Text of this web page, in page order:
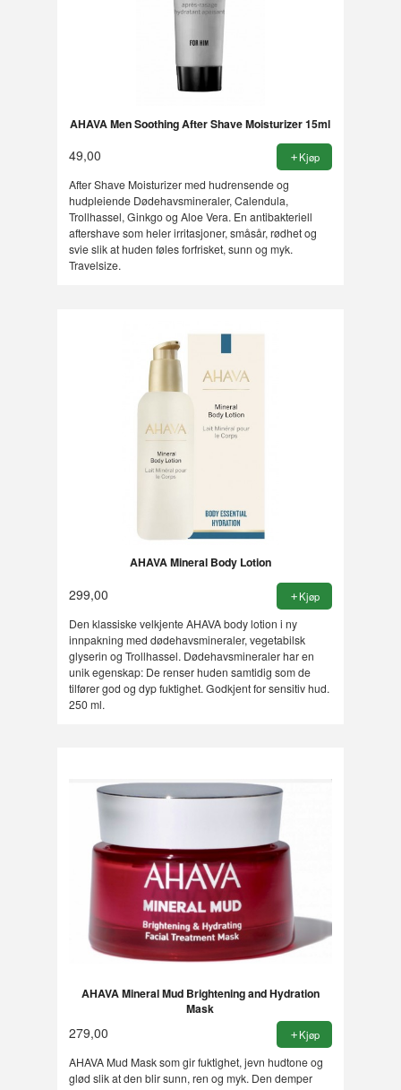
AHAVA Men Soothing After Shave Moisturizer 15ml
49,00 Kjøp
After Shave Moisturizer med hudrensende og
hudpleiende Dødehavsmineraler, Calendula,
Trollhassel, Ginkgo og Aloe Vera. En antibakteriell
aftershave som heler irritasjoner, småsår, rødhet og
svie slik at huden føles forfrisket, sunn og myk.
Travelsize.
AHAVA Mineral Body Lotion
299,00 Kjøp
Den klassiske velkjente AHAVA body lotion i ny
innpakning med dødehavsmineraler, vegetabilsk
glyserin og Trollhassel. Dødehavsmineraler har en
unik egenskap: De renser huden samtidig som de
tilfører god og dyp fuktighet. Godkjent for sensitiv hud.
250 ml.
AHAVA Mineral Mud Brightening and Hydration
Mask
279,00 Kjøp
AHAVA Mud Mask som gir fuktighet, jevn hudtone og
glød slik at den blir sunn, ren og myk. Den demper